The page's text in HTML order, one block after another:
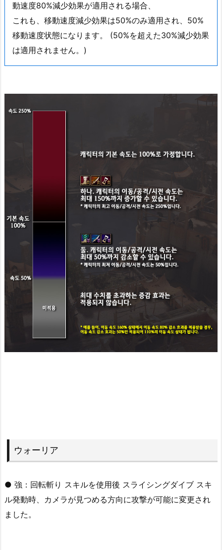
動速度80%減少効果が適用される場合、
これも、移動速度減少効果は50%のみ適用され、50%
移動速度状態になります。 (50%を超えた30%減少効果
は適用されません。)
ウォーリア
● 強：回転斬り スキルを使用後 スライシングダイブ スキ
ル発動時、カメラが見つめる方向に攻撃が可能に変更され
ました。